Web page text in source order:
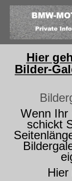
Hier
Bilder-
Wenn Ihr
schickt